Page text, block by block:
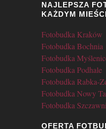
NAJLEPSZA
KAŻDYM
Fotobudka Kraków
Fotobudka Bochnia
Fotobudka
Fotobudka Podhale
Fotobudka Rabka-
Fotobudka Nowy
Fotobudka
OFERTA